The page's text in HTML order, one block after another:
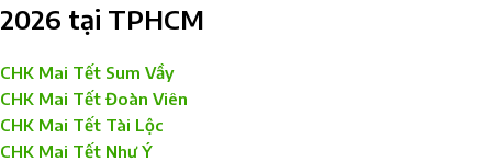
2026 tại TPHCM
CHK Mai Tết Sum Vầy
CHK Mai Tết Đoàn Viên
CHK Mai Tết Tài Lộc
CHK Mai Tết Như Ý